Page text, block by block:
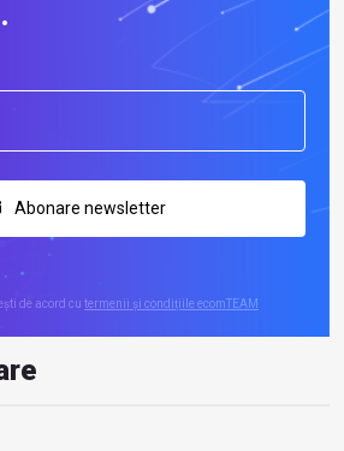
Abonare newsletter
de acord cu termenii și condițiile ecomTEAM